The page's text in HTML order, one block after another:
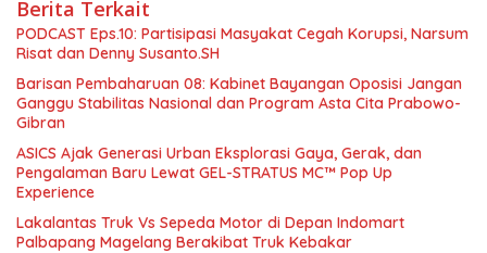
Berita Terkait
PODCAST Eps.10: Partisipasi Masyakat Cegah Korupsi, Narsum
Risat dan Denny Susanto.SH
Barisan Pembaharuan 08: Kabinet Bayangan Oposisi Jangan
Ganggu Stabilitas Nasional dan Program Asta Cita Prabowo-
Gibran
ASICS Ajak Generasi Urban Eksplorasi Gaya, Gerak, dan
Pengalaman Baru Lewat GEL-STRATUS MC™ Pop Up
Experience
Lakalantas Truk Vs Sepeda Motor di Depan Indomart
Palbapang Magelang Berakibat Truk Kebakar